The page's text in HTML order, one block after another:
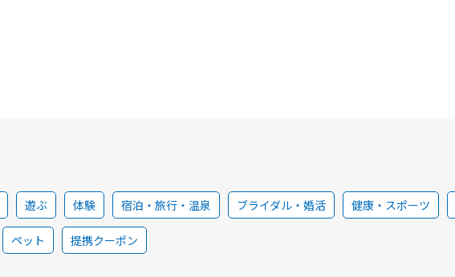
遊ぶ 体験 宿泊・旅行・温泉 ブライダル・婚活 健康・スポーツ
ペット 提携クーポン